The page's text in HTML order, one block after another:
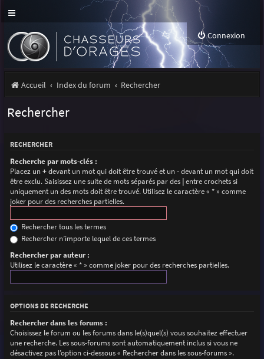
Connexion
Accueil Index du forum Rechercher
Rechercher
RECHERCHER
Recherche par mots-clés :
Placez un+devant un mot qui doit être trouvé et un-devant un mot qui doit
être exclu. Saisissez une suite de mots séparés par des |entre crochets si
uniquement un des mots doit être trouvé. Utilisez le caractère « * » comme
joker pour des recherches partielles.
Rechercher tous les termes
Rechercher n’importe lequel de ces termes
Rechercher par auteur :
Utilisez le caractère « * » comme joker pour des recherches partielles.
OPTIONS DE RECHERCHE
Rechercher dans les forums :
Choisissez le forum ou les forums dans le(s)quel(s) vous souhaitez effectuer
une recherche. Les sous-forums sont automatiquement inclus si vous ne
désactivez pas l’option ci-dessous « Rechercher dans les sous-forums ».